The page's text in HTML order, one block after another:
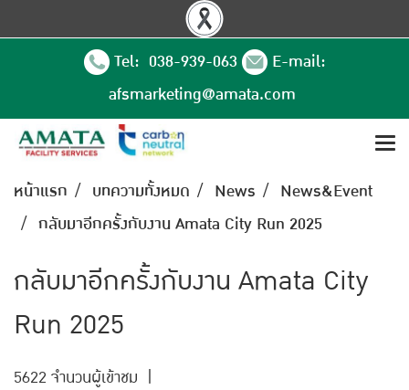
Tel: 038-939-063
E-mail:
afsmarketing@amata.com
หน้าแรก บทความทั้งหมด News
News&Event
กลับมาอีกครั้งกับงาน Amata City Run 2025
กลับมาอีกครั้งกับงาน Amata City
Run 2025
5622 จำนวนผู้เข้าชม |